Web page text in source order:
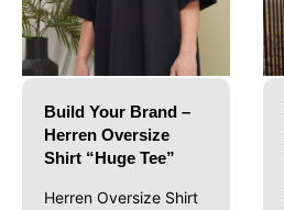
Build Your Brand –
Herren Oversize
Shirt “Huge Tee”
Herren Oversize Shirt